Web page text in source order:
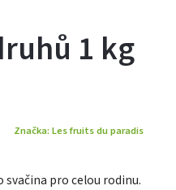
1 kg
Značka: Les fruits du paradis
svačina pro celou rodinu.